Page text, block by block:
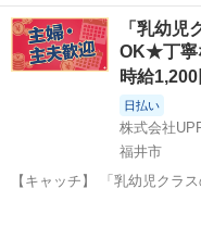
にサポートします♪様々な年
境で安定してお仕事できます♪ 【コメント】 未経験さん・ブランク
ん多数活躍中◎ 豊富なお仕
福井 福井市 保育士
「乳幼児
OK★丁寧
時給1,200
日払い
株式会社
福井市
【キャッチ】 「乳幼児クラ